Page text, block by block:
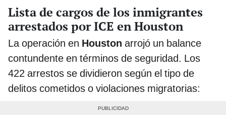
Lista de cargos de los inmigrantes
arrestados por ICE en Houston
La operación en Houston arrojó un balance
contundente en términos de seguridad. Los
422 arrestos se dividieron según el tipo de
delitos cometidos o violaciones migratorias: